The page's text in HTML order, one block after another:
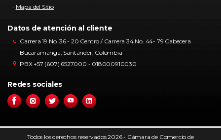
Mapa del Sitio
Datos de atención al cliente
Carrera 19 No. 36 - 20 Centro / Carrera 34 No. 44- 79 Cabecera
Bucaramanga, Santander, Colombia
PBX +57 (607) 6527000 - 018000910030
Redes sociales
Todos los derechos reservados 2026 - Cámara de Comercio de